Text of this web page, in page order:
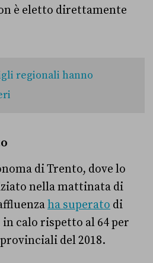
è eletto direttamente
regionali hanno
di Trento, dove lo
nella mattinata di
ha superato di
calo rispetto al 64 per
del 2018.